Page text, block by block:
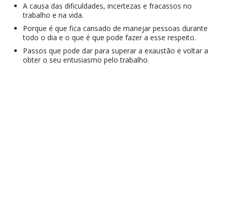
A causa das dificuldades, incertezas e fracassos no
trabalho e na vida.
Porque é que fica cansado de manejar pessoas durante
todo o dia e o que é que pode fazer a esse respeito.
Passos que pode dar para superar a exaustão e voltar a
obter o seu entusiasmo pelo trabalho.